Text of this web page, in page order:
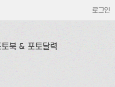
로그인
북 & 포토달력